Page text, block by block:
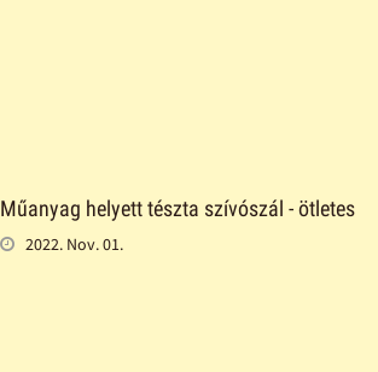
Műanyag helyett tészta szívószál - ötletes
2022. Nov. 01.